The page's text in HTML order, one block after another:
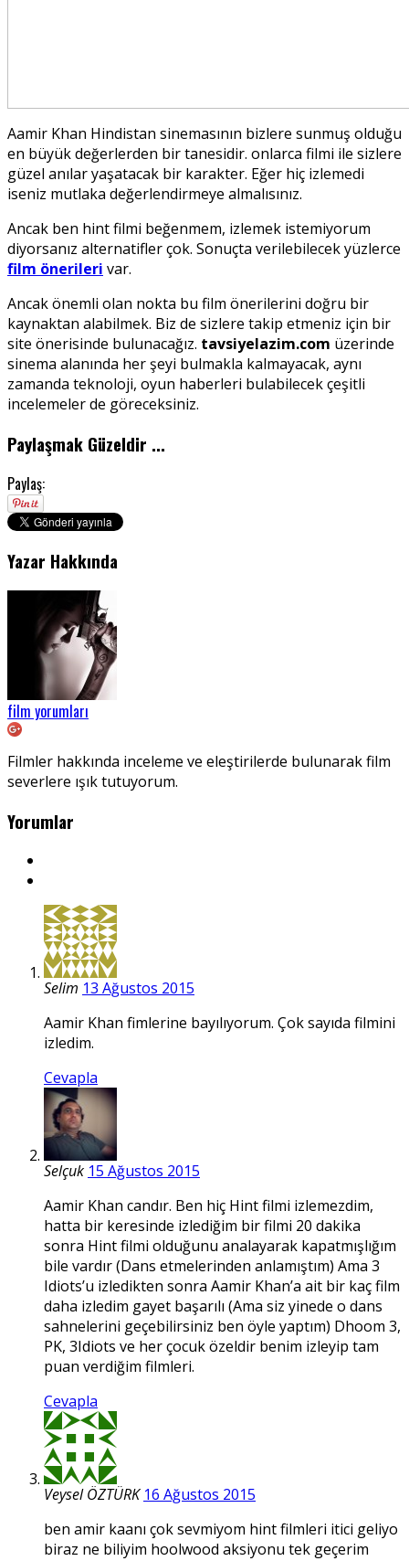
Aamir Khan Hindistan sinemasının bizlere sunmuş olduğu
en büyük değerlerden bir tanesidir. onlarca filmi ile sizlere
güzel anılar yaşatacak bir karakter. Eğer hiç izlemedi
iseniz mutlaka değerlendirmeye almalısınız.
Ancak ben hint filmi beğenmem, izlemek istemiyorum
diyorsanız alternatifler çok. Sonuçta verilebilecek yüzlerce
film önerileri var.
Ancak önemli olan nokta bu film önerilerini doğru bir
kaynaktan alabilmek. Biz de sizlere takip etmeniz için bir
site önerisinde bulunacağız. tavsiyelazim.com üzerinde
sinema alanında her şeyi bulmakla kalmayacak, aynı
zamanda teknoloji, oyun haberleri bulabilecek çeşitli
incelemeler de göreceksiniz.
Paylaşmak Güzeldir ...
Paylaş:
Yazar Hakkında
film yorumları
Filmler hakkında inceleme ve eleştirilerde bulunarak film
severlere ışık tutuyorum.
Yorumlar
Selim 13 Ağustos 2015
Aamir Khan fimlerine bayılıyorum. Çok sayıda filmini
izledim.
Cevapla
Selçuk 15 Ağustos 2015
Aamir Khan candır. Ben hiç Hint filmi izlemezdim,
hatta bir keresinde izlediğim bir filmi 20 dakika
sonra Hint filmi olduğunu analayarak kapatmışlığım
bile vardır (Dans etmelerinden anlamıştım) Ama 3
Idiots’u izledikten sonra Aamir Khan’a ait bir kaç film
daha izledim gayet başarılı (Ama siz yinede o dans
sahnelerini geçebilirsiniz ben öyle yaptım) Dhoom 3,
PK, 3Idiots ve her çocuk özeldir benim izleyip tam
puan verdiğim filmleri.
Cevapla
Veysel ÖZTÜRK 16 Ağustos 2015
ben amir kaanı çok sevmiyom hint filmleri itici geliyo
biraz ne biliyim hoolwood aksiyonu tek geçerim